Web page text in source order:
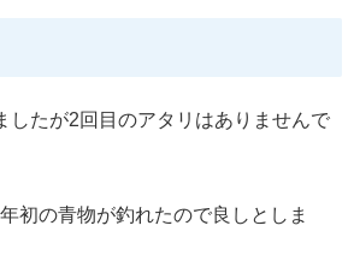
したが2回目のアタリはありませんで
初の青物が釣れたので良しとしま